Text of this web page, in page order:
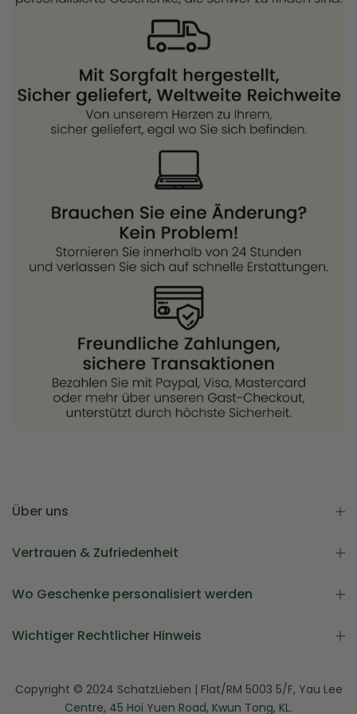
Über uns
Vertrauen & Zufriedenheit
Wo Geschenke personalisiert werden
Wichtiger Rechtlicher Hinweis
Copyright © 2024 SchatzLieben | Flat/RM 5003 5/F, Yau Lee
Centre, 45 Hoi Yuen Road, Kwun Tong, KL.